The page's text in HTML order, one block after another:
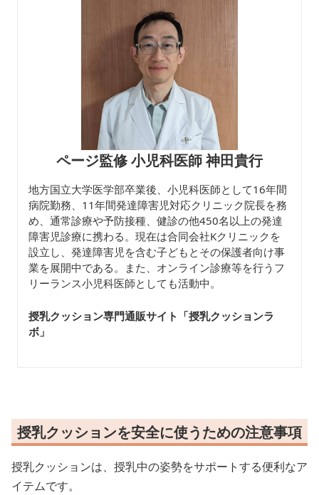
ページ監修 小児科医師 神田貴行
地方国立大学医学部卒業後、小児科医師として16年間
病院勤務、11年間発達障害児対応クリニック院長を務
め、通常診療や予防接種、健診の他450名以上の発達
障害児診療に携わる。現在は合同会社Kクリニックを
設立し、発達障害児を含む子どもとその保護者向け事
業を展開中である。また、オンライン診療等を行うフ
リーランス小児科医師としても活動中。
授乳クッション専門通販サイト「授乳クッションラ
ボ 」
授乳クッションを安全に使うための注意事項
授乳クッションは、授乳中の姿勢をサポートする便利なア
イテムです。